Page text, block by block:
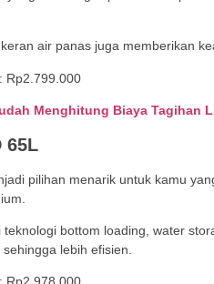
air panas juga memberikan
Rp2.799.000
Menghitung Biaya Tagihan
65L
pilihan menarik untuk kamu
teknologi bottom loading, water
lebih efisien.